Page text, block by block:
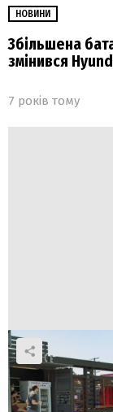
НОВИНИ
Збільшена
змінився
7 років тому